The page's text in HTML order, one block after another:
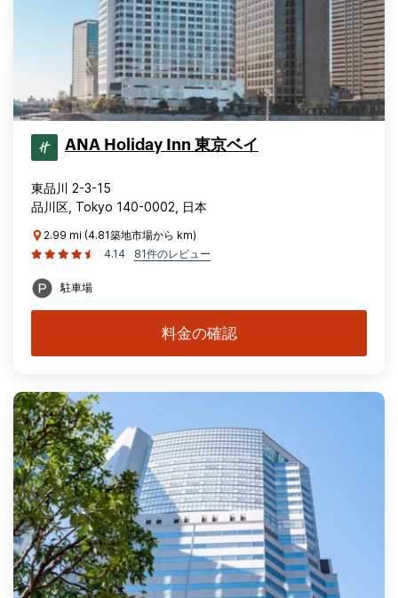
ANA Holiday Inn 東京ベイ
東品川 2-3-15
品川区, Tokyo 140-0002, 日本
2.99 mi (4.81築地市場から km)
4.14
81件のレビュー
駐車場
料金の確認